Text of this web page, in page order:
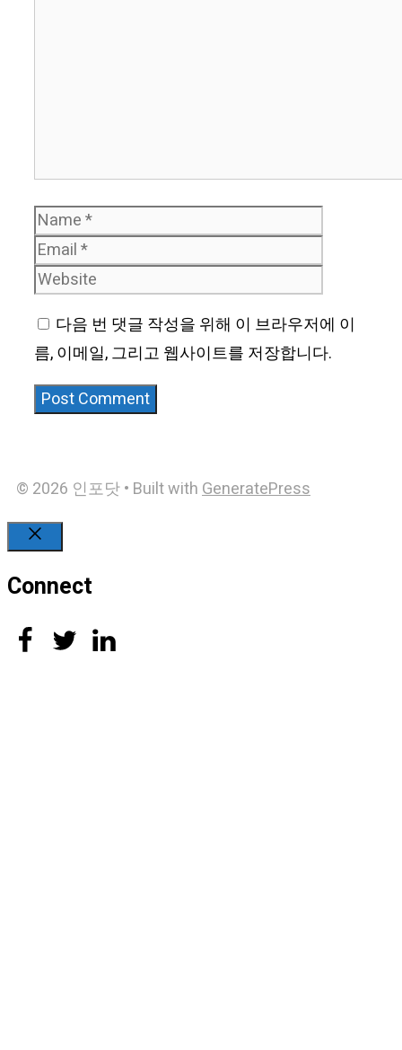
Name
다음 번 댓글 작성을 위해 이 브라우저에 이
름, 이메일, 그리고 웹사이트를 저장합니다.
© 2026 인포닷• Built withGeneratePress
Connect